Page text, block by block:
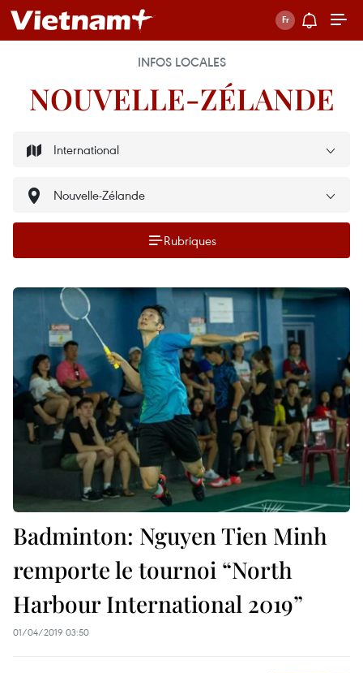
INFOS LOCALES
NOUVELLE-ZÉLANDE
Rubriques
Badminton: Nguyen Tien Minh
remporte le tournoi “North
Harbour International 2019”
01/04/2019 03:50